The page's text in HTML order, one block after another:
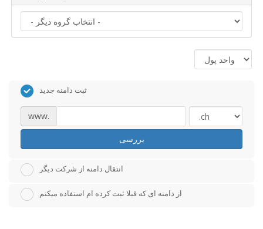
ثبت دامنه جدید
www.
بررسی
انتقال دامنه از شرکت دیگر
از دامنه ای که قبلا ثبت کرده ام استفاده میکنم